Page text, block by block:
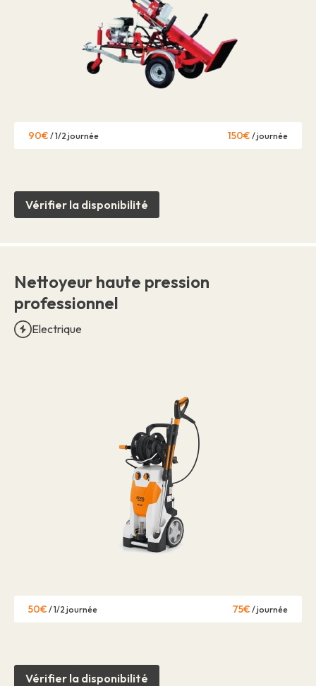
90€ / 1/2 journée 150€ / journée
Vérifier la disponibilité
Nettoyeur haute pression
professionnel
Electrique
50€ / 1/2 journée 75€ / journée
Vérifier la disponibilité